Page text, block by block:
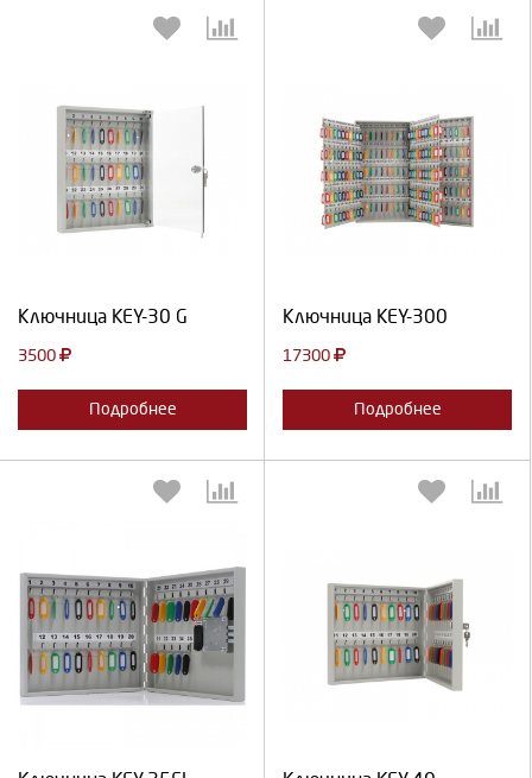
Ключница KEY-30 G
3500
Подробнее
Выберите количество:
Ключница KEY-300
17300
Подробнее
Выберите количество:
Выберите количество: Выберите количество: